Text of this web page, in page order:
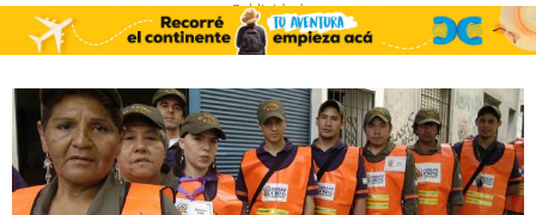
- Publicidad -
De cirujas a trabajadores de la economía circular: el caso de la
Cooperativa El Ceibo
Enero 23, 2022